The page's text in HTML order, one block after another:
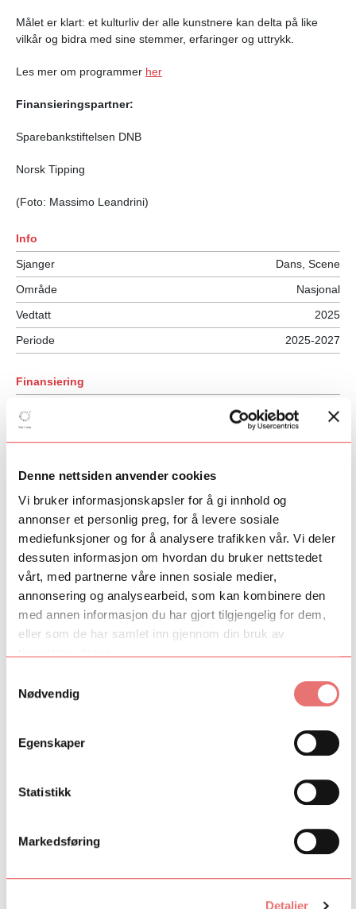
Denne nettsiden anvender cookies
Vi bruker informasjonskapsler for å gi innhold og
annonser et personlig preg, for å levere sosiale
mediefunksjoner og for å analysere trafikken vår. Vi deler
dessuten informasjon om hvordan du bruker nettstedet
vårt, med partnerne våre innen sosiale medier,
annonsering og analysearbeid, som kan kombinere den
med annen informasjon du har gjort tilgjengelig for dem,
eller som de har samlet inn gjennom din bruk av
Nødvendig
Egenskaper
Statistikk
Markedsføring
Detaljer
Målet er klart: et kulturliv der alle kunstnere kan delta på like
vilkår og bidra med sine stemmer, erfaringer og uttrykk.
Les mer om programmer her
Finansieringspartner:
Sparebankstiftelsen DNB
Norsk Tipping
(Foto: Massimo Leandrini)
Info
Sjanger
Dans, Scene
Område
Nasjonal
Vedtatt
2025
Periode
2025-2027
Finansiering
1 000 000 NOK
Private bidragsytere
4 400 000 NOK
Dans
Klassisk musikk
Rytmisk musikk
Film og spill
Scene
Visuell kunst
Dirigentløftet
PopUp